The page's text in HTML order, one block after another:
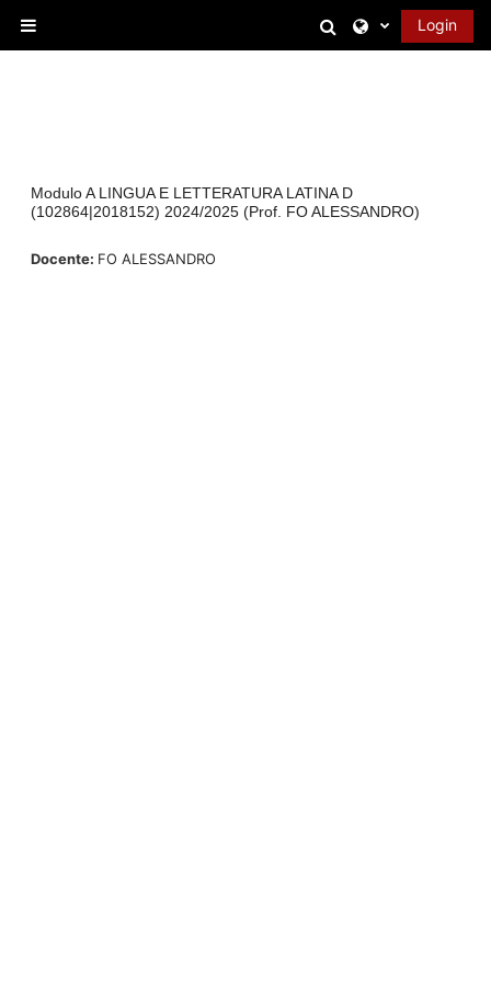
Attiva/disattiva
Login
Modulo A LINGUA E LETTERATURA LATINA D
(102864|2018152) 2024/2025 (Prof. FO ALESSANDRO)
Docente: FO ALESSANDRO